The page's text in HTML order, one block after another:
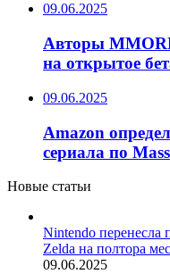
09.06.2025
Авторы
на открытое
09.06.2025
Amazon
сериала по
Новые статьи
Nintendo перенесла
Zelda на полтора
09.06.2025